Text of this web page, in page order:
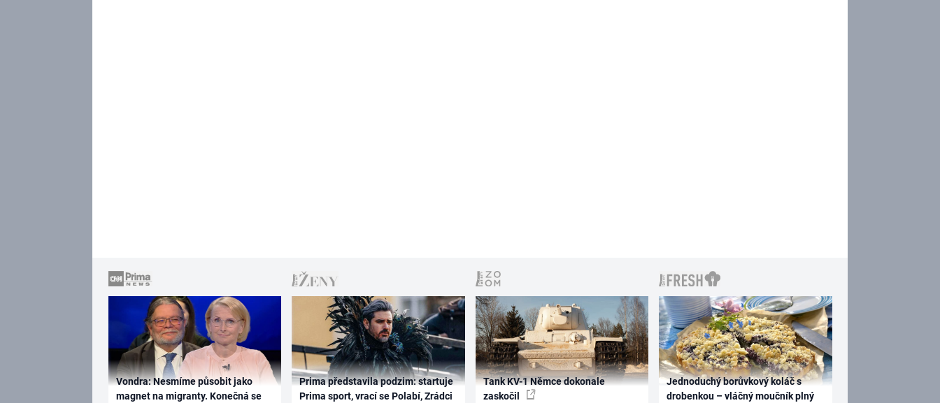
Vondra: Nesmíme působit jako
magnet na migranty. Konečná se
Prima představila podzim: startuje
Prima sport, vrací se Polabí, Zrádci
Tank KV-1 Němce dokonale
zaskočil
Jednoduchý borůvkový koláč s
drobenkou – vláčný moučník plný